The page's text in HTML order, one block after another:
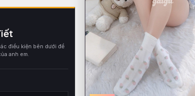
điều kiện bên dưới để
anh em.